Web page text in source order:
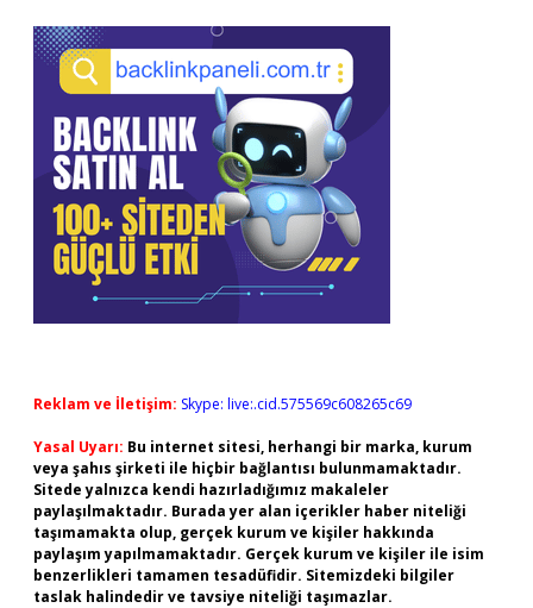
Reklam ve İletişim: Skype: live:.cid.575569c608265c69
Yasal Uyarı: Bu internet sitesi, herhangi bir marka, kurum
veya şahıs şirketi ile hiçbir bağlantısı bulunmamaktadır.
Sitede yalnızca kendi hazırladığımız makaleler
paylaşılmaktadır. Burada yer alan içerikler haber niteliği
taşımamakta olup, gerçek kurum ve kişiler hakkında
paylaşım yapılmamaktadır. Gerçek kurum ve kişiler ile isim
benzerlikleri tamamen tesadüfidir. Sitemizdeki bilgiler
taslak halindedir ve tavsiye niteliği taşımazlar.